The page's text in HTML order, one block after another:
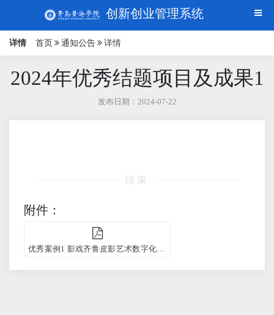
创新创业管理系统
详情 首页 通知公告 详情
2024年优秀结题项目及成果1
发布日期：2024-07-22
结束
附件：